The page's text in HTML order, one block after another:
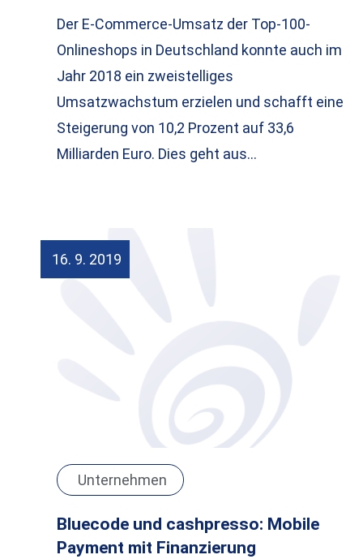
Der E-Commerce-Umsatz der Top-100-
Onlineshops in Deutschland konnte auch im
Jahr 2018 ein zweistelliges
Umsatzwachstum erzielen und schafft eine
Steigerung von 10,2 Prozent auf 33,6
Milliarden Euro. Dies geht aus…
16. 9. 2019
Unternehmen
Bluecode und cashpresso: Mobile
Payment mit Finanzierung